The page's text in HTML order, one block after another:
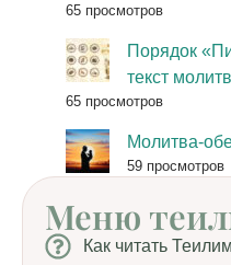
65 просмотров
Порядок
текст
65 просмотров
Молитва-
59 просмотров
Меню
Как читать Теилим